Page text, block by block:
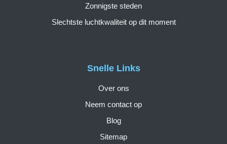
Snelle Links
Over ons
Neem contact op
Blog
Sitemap
Zonnigste steden
Slechtste luchtkwaliteit op dit moment